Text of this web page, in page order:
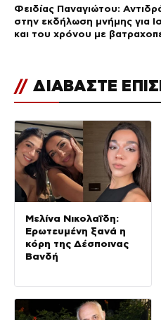
Φειδίας Παναγιώτου:
στην εκδήλωση μνήμης για
και του χρόνου με
// ΔΙΑΒΑΣΤΕ
Μελίνα Νικολαΐδη:
Ερωτευμένη ξανά η
κόρη της Δέσποινας
Βανδή